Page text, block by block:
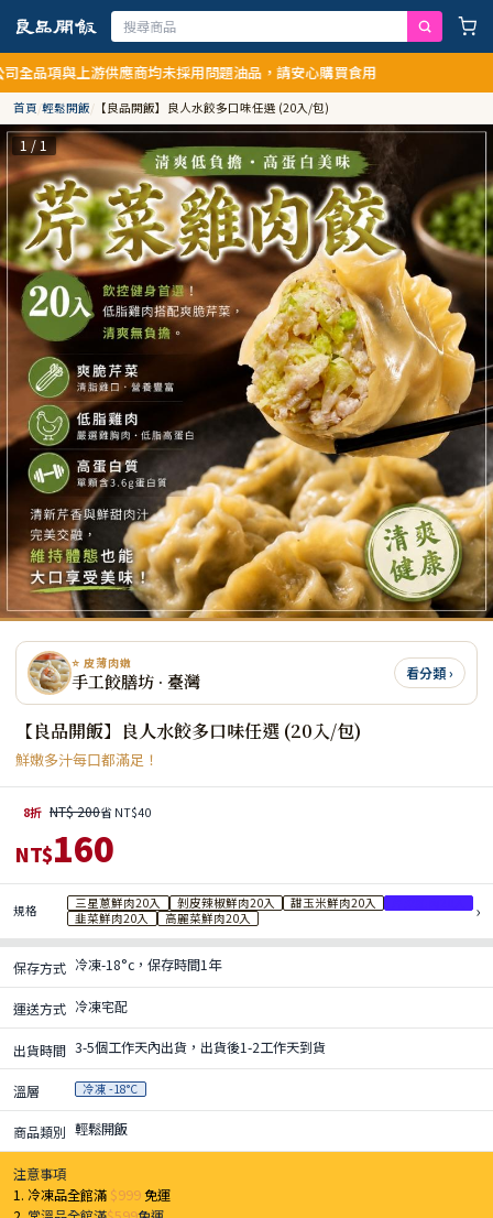
供應商均未採用問題油品，請安心購買食用
首頁/輕鬆開飯/ 【良品開飯】良人水餃多口味任選 (20入/包)
1 / 1
⭐ 皮薄肉嫩
手工餃膳坊 · 臺灣 看分類 ›
【良品開飯】良人水餃多口味任選 (20入/包)
鮮嫩多汁每口都滿足！
8折 NT$ 200省 NT$40
NT$160
規格 三星蔥鮮肉20入 剝皮辣椒鮮肉20入 甜玉米鮮肉20入
韭菜鮮肉20入
高麗菜鮮肉20入 ›
保存方式 冷凍-18°c，保存時間1年
運送方式 冷凍宅配
出貨時間 3-5個工作天內出貨，出貨後1-2工作天到貨
溫層 冷凍 -18°C
商品類別 輕鬆開飯
注意事項
1. 冷凍品全館滿 $999免運